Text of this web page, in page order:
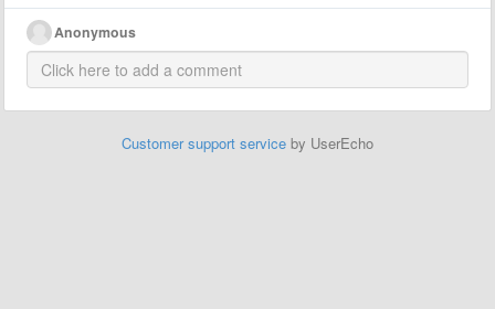
Anonymous
Customer support service by UserEcho